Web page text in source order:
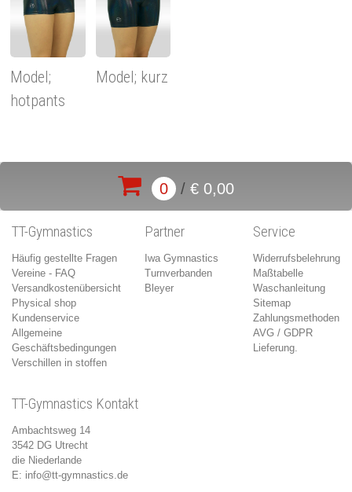
Model;
hotpants
Model; kurz
0 / € 0,00
TT-Gymnastics
Häufig gestellte Fragen
Vereine - FAQ
Versandkostenübersicht
Physical shop
Kundenservice
Allgemeine
Geschäftsbedingungen
Verschillen in stoffen
Partner
Iwa Gymnastics
Turnverbanden
Bleyer
Service
Widerrufsbelehrung
Maßtabelle
Waschanleitung
Sitemap
Zahlungsmethoden
AVG / GDPR
Lieferung.
TT-Gymnastics Kontakt
Ambachtsweg 14
3542 DG Utrecht
die Niederlande
E: info@tt-gymnastics.de